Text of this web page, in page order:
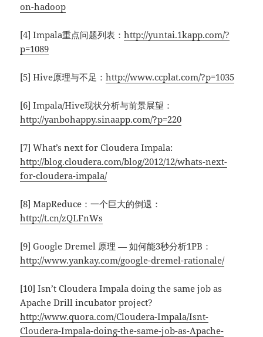
on-hadoop
[4] Impala重点问题列表：http://yuntai.1kapp.com/?
p=1089
[5] Hive原理与不足：http://www.ccplat.com/?p=1035
[6] Impala/Hive现状分析与前景展望：
http://yanbohappy.sinaapp.com/?p=220
[7] What’s next for Cloudera Impala:
http://blog.cloudera.com/blog/2012/12/whats-next-
for-cloudera-impala/
[8] MapReduce：一个巨大的倒退：
http://t.cn/zQLFnWs
[9] Google Dremel 原理 — 如何能3秒分析1PB：
http://www.yankay.com/google-dremel-rationale/
[10] Isn’t Cloudera Impala doing the same job as
Apache Drill incubator project?
http://www.quora.com/Cloudera-Impala/Isnt-
Cloudera-Impala-doing-the-same-job-as-Apache-